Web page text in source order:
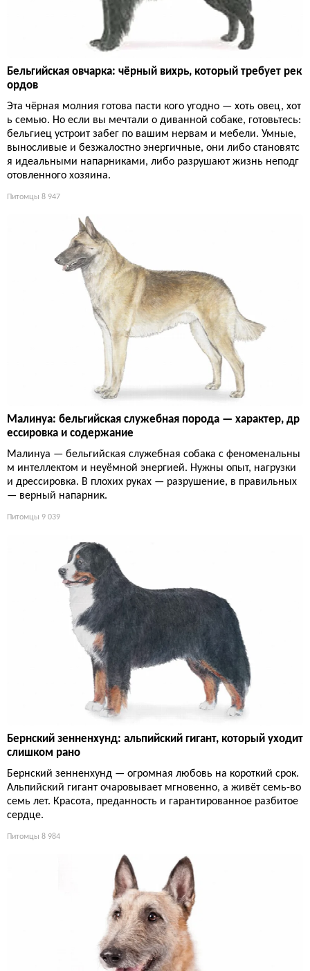
Бельгийская овчарка: чёрный вихрь, который требует рек
ордов
Эта чёрная молния готова пасти кого угодно — хоть овец, хот
ь семью. Но если вы мечтали о диванной собаке, готовьтесь:
бельгиец устроит забег по вашим нервам и мебели. Умные,
выносливые и безжалостно энергичные, они либо становятс
я идеальными напарниками, либо разрушают жизнь неподг
отовленного хозяина.
Питомцы 8 947
Малинуа: бельгийская служебная порода — характер, др
ессировка и содержание
Малинуа — бельгийская служебная собака с феноменальны
м интеллектом и неуёмной энергией. Нужны опыт, нагрузки
и дрессировка. В плохих руках — разрушение, в правильных
— верный напарник.
Питомцы 9 039
Бернский зенненхунд: альпийский гигант, который уходит
слишком рано
Бернский зенненхунд — огромная любовь на короткий срок.
Альпийский гигант очаровывает мгновенно, а живёт семь-во
семь лет. Красота, преданность и гарантированное разбитое
сердце.
Питомцы 8 984